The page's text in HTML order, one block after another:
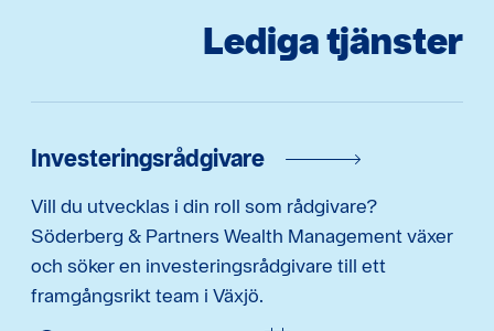
Lediga tjänster
Investeringsrådgivare
Vill du utvecklas i din roll som rådgivare?
Söderberg & Partners Wealth Management växer
och söker en investeringsrådgivare till ett
framgångsrikt team i Växjö.